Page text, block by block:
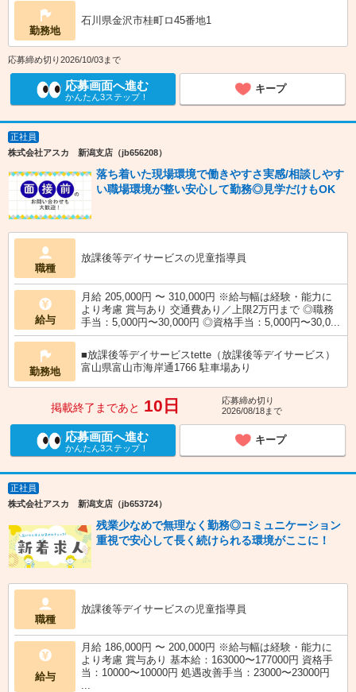
勤務地
石川県金沢市桂町ロ45番地1
応募締め切り2026/10/03まで
応募画面へ進む
かんたん3ステップ！
キープ
正社員
株式会社アスカ 新潟支店（jb656208）
落ち着いた現場環境で働きやすさ実感/相談しやす
い職場環境が整い安心して勤務◎見学だけもOK
職種
放課後等デイサービスの児童指導員
給与
月給 205,000円 〜 310,000円 ※給与幅は経験・能力に
より考慮 賞与あり 交通費あり／上限2万円まで ◎職務
手当：5,000円〜30,000円 ◎資格手当：5,000円〜30,0...
勤務地
■放課後等デイサービスtette（放課後等デイサービス）
富山県富山市海岸通1766 駐車場あり
掲載終了まであと 10日
応募締め切り
2026/08/18まで
応募画面へ進む
かんたん3ステップ！
キープ
正社員
株式会社アスカ 新潟支店（jb653724）
残業少なめで無理なく勤務◎コミュニケーション
重視で安心して長く続けられる環境がここに！
職種
放課後等デイサービスの児童指導員
給与
月給 186,000円 〜 200,000円 ※給与幅は経験・能力に
より考慮 賞与あり 基本給：163000〜177000円 資格手
当：10000〜10000円 処遇改善手当：23000〜23000円
...